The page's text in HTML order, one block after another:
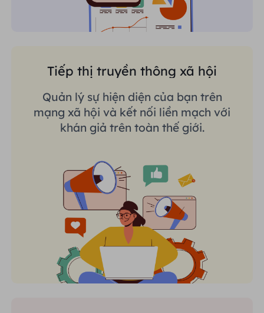
Tiếp thị truyền thông xã hội
Quản lý sự hiện diện của bạn trên
mạng xã hội và kết nối liền mạch với
khán giả trên toàn thế giới.